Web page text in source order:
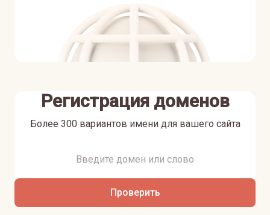
Регистрация доменов
Более 300 вариантов имени для вашего сайта
Проверить